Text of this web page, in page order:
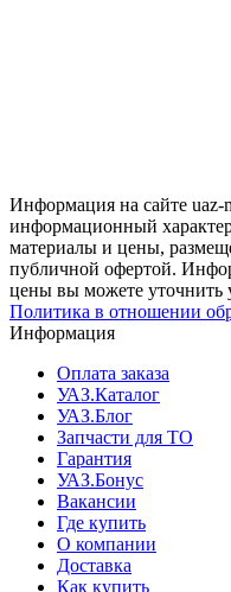
Информация на сайте uaz-
информационный
материалы и цены,
публичной офертой.
цены вы можете уточнить
Политика в отношении
Информация
Оплата заказа
УАЗ.Каталог
УАЗ.Блог
Запчасти для ТО
Гарантия
УАЗ.Бонус
Вакансии
Где купить
О компании
Доставка
Как купить